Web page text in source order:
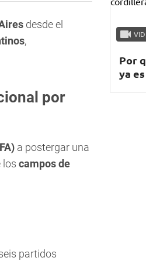
desde el
,
por
a postergar una
los campos de
partidos
Por
ya